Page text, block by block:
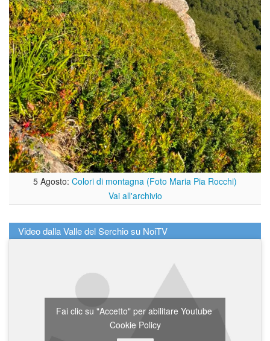
5 Agosto: Colori di montagna (Foto Maria Pia Rocchi)
Vai all'archivio
Video dalla Valle del Serchio su NoiTV
Fai clic su "Accetto" per abilitare Youtube
Cookie Policy